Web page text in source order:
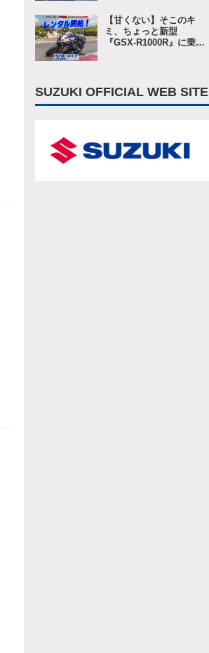
バーグマン400 ／ ツーリ
ングインプレ・レビュー
高速道路 編】
【甘くない】そこのキ
ミ、ちょっと新型
『GSX-R1000R』に乗っ
だった……【スズキのバ
イク！ の耳よりニュー
ス】
SUZUKI OFFICIAL WEB SITE